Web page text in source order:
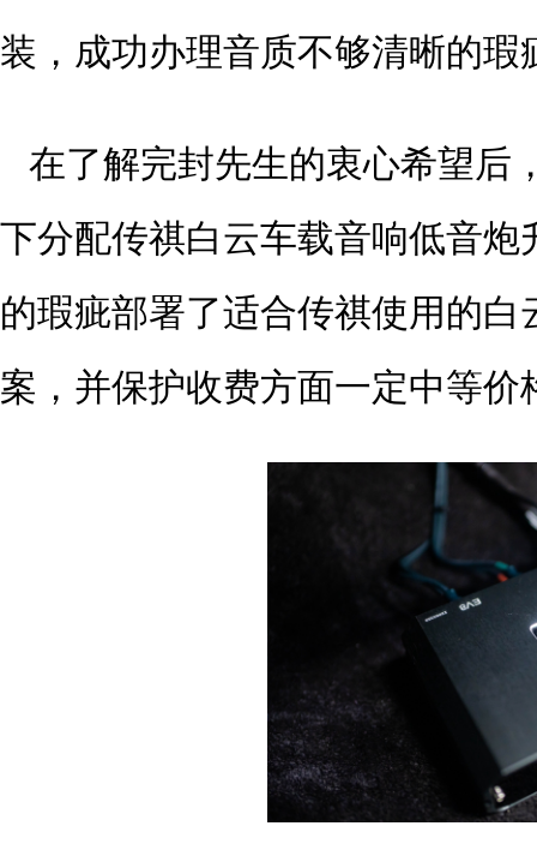
装，成功办理音质不够清晰的瑕
在了解完封先生的衷心希望后
下分配传祺白云车载音响低音
的瑕疵部署了适合传祺使用的
案，并保护收费方面一定中等价